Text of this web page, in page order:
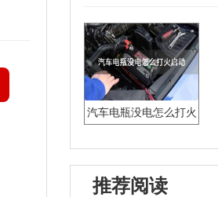
汽车电瓶没电怎么打火
推荐阅读